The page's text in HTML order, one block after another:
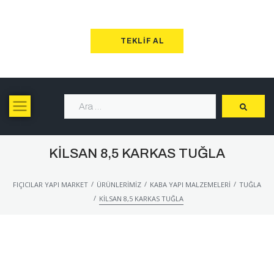
TEKLIF AL
KILSAN 8,5 KARKAS TUĞLA
FIÇICILAR YAPI MARKET / ÜRÜNLERIMIZ / KABA YAPI MALZEMELERI / TUĞLA
/ KILSAN 8,5 KARKAS TUĞLA